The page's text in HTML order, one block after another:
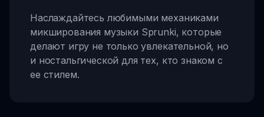
Наслаждайтесь любимыми механиками
микширования музыки Sprunki, которые
делают игру не только увлекательной, но
и ностальгической для тех, кто знаком с
ее стилем.